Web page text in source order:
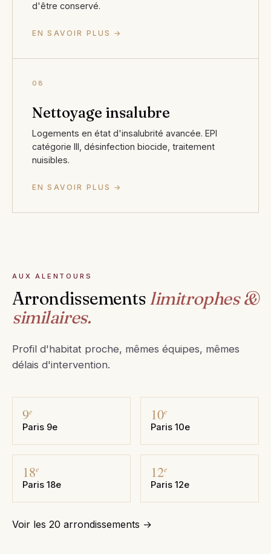
d'être conservé.
EN SAVOIR PLUS →
08
Nettoyage insalubre
Logements en état d'insalubrité avancée. EPI
catégorie III, désinfection biocide, traitement
nuisibles.
EN SAVOIR PLUS →
AUX ALENTOURS
Arrondissements limitrophes &
similaires.
Profil d'habitat proche, mêmes équipes, mêmes
délais d'intervention.
9e
Paris 9e
10e
Paris 10e
18e
Paris 18e
12e
Paris 12e
Voir les 20 arrondissements →